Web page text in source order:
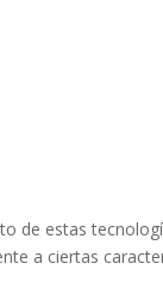
de estas
a ciertas